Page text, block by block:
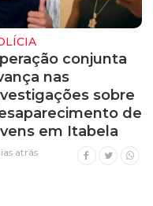
conjunta
nas
sobre
de
em Itabela
atrás